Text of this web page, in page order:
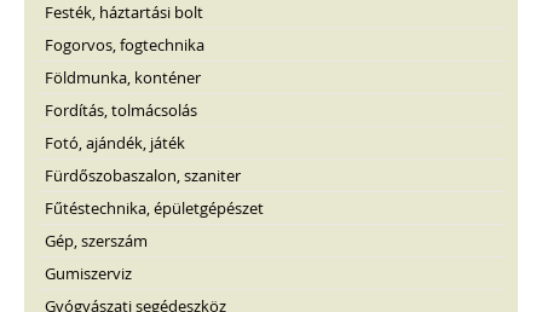
Festék, háztartási bolt
Fogorvos, fogtechnika
Földmunka, konténer
Fordítás, tolmácsolás
Fotó, ajándék, játék
Fürdőszobaszalon, szaniter
Fűtéstechnika, épületgépészet
Gép, szerszám
Gumiszerviz
Gyógyászati segédeszköz